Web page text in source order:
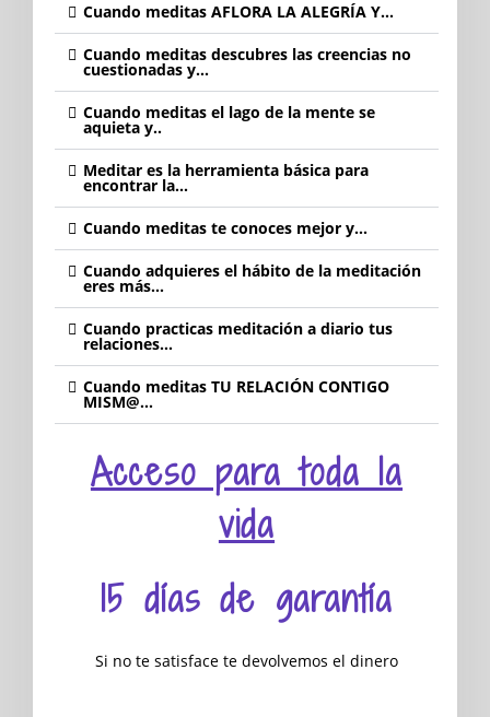
Cuando meditas AFLORA LA ALEGRÍA Y...
Cuando meditas descubres las creencias no
cuestionadas y...
Cuando meditas el lago de la mente se
aquieta y..
Meditar es la herramienta básica para
encontrar la...
Cuando meditas te conoces mejor y...
Cuando adquieres el hábito de la meditación
eres más...
Cuando practicas meditación a diario tus
relaciones...
Cuando meditas TU RELACIÓN CONTIGO
MISM@...
Acceso para toda la
vida
15 días de garantía
Si no te satisface te devolvemos el dinero